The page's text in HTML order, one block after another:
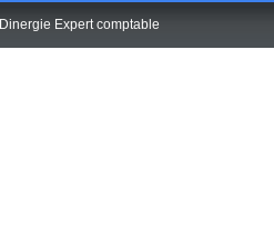
Dinergie Expert comptable